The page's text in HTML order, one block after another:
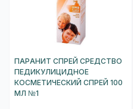
ПАРАНИТ СПРЕЙ СРЕДСТВО
ПЕДИКУЛИЦИДНОЕ
КОСМЕТИЧЕСКИЙ СПРЕЙ 100
МЛ №1